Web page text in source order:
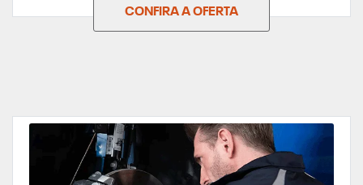
CONFIRA A OFERTA